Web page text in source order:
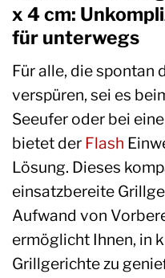
x 4 cm:
für unterwegs
Für alle, die spontan
verspüren, sei es
Seeufer oder bei
bietet der Flash
Lösung. Dieses
einsatzbereite
Aufwand von
ermöglicht Ihnen, in
Grillgerichte zu